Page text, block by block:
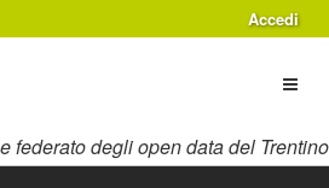
Accedi
federato degli open data del Trentino